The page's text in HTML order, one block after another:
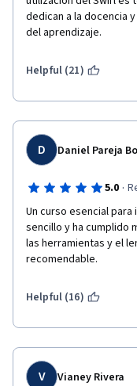
Queda la sensación
memoria
retener conceptos de
foros, pero quienes
desalentador, ya que
que vale la pena tomar
dedican a la docencia
del aprendizaje.
Helpful (21)
D Daniel Pareja
5.0 ·
Un curso esencial para
sencillo y ha cumplido
las herramientas y el
recomendable.
Helpful (16)
V Vianey Rivera